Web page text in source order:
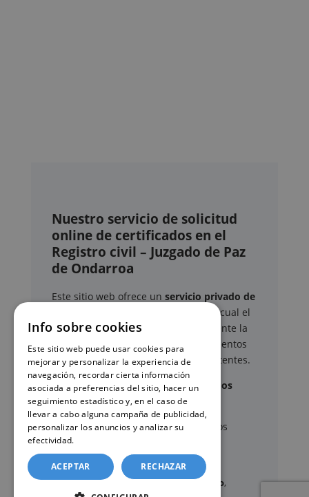
Nuestro servicio de solicitud
online de certificados en el
Registro civil – Juzgado de Paz
de Ondarroa
Este sitio web ofrece un servicio privado de
mediante el cual el
usuario puede delegar voluntariamente la
tramitación de determinados documentos
oficiales ante los organismos competentes.
Documentos y trámites que podemos
gestionar
A través de nuestro servicio, podemos
gestionar, entre otros:
Certificados y partidas denacimiento,
Info sobre cookies
Este sitio web puede usar cookies para
mejorar y personalizar la experiencia de
navegación, recordar cierta información
asociada a preferencias del sitio, hacer un
seguimiento estadístico y, en el caso de
llevar a cabo alguna campaña de publicidad,
personalizar los anuncios y analizar su
efectividad.
ACEPTAR RECHAZAR